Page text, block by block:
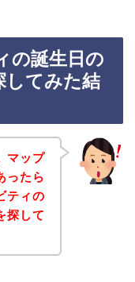
の誕生日の
してみた結
マップ
ったら
ティの
探して